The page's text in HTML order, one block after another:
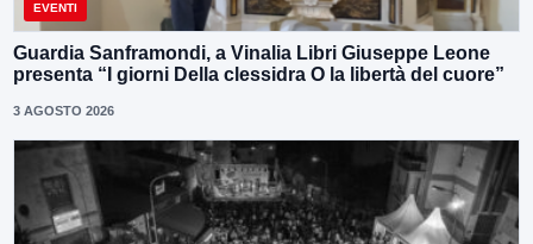
EVENTI
Guardia Sanframondi, a Vinalia Libri Giuseppe Leone
presenta “I giorni Della clessidra O la libertà del cuore”
3 AGOSTO 2026